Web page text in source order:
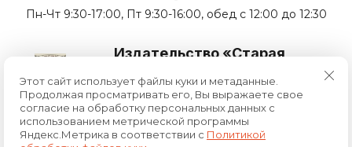
Издательство «Старая
© 2014 - 2026 ИНН 7715689487
Политика конфиденциальности
Пн-Чт 9:30-17:00, Пт 9:30-16:00, обед с 12:00 до 12:30
Этот сайт использует файлы куки и метаданные.
Продолжая просматривать его, Вы выражаете свое
согласие на обработку персональных данных с
использованием метрической программы
Яндекс.Метрика в соответствии с Политикой